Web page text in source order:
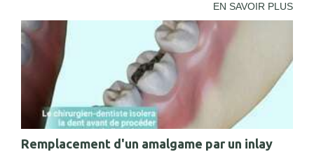
EN SAVOIR PLUS
Remplacement d'un amalgame par un inlay